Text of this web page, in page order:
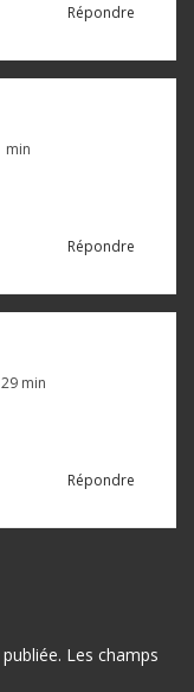
Répondre
min
Répondre
min
Répondre
Les champs